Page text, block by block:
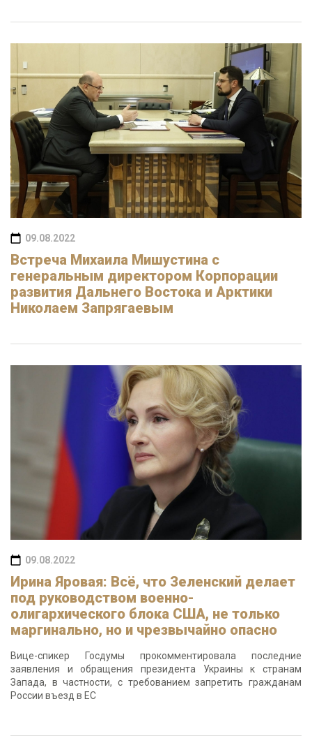
09.08.2022
Встреча Михаила Мишустина с
генеральным директором Корпорации
развития Дальнего Востока и Арктики
Николаем Запрягаевым
09.08.2022
Ирина Яровая: Всё, что Зеленский делает
под руководством военно-
олигархического блока США, не только
маргинально, но и чрезвычайно опасно
Вице-спикер Госдумы прокомментировала последние
заявления и обращения президента Украины к странам
Запада, в частности, с требованием запретить гражданам
России въезд в ЕС